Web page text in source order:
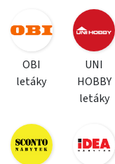
OBI
letáky
UNI
HOBBY
letáky